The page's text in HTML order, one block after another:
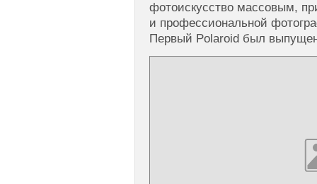
фотоискусство массовым,
и профессиональной
Первый Polaroid был